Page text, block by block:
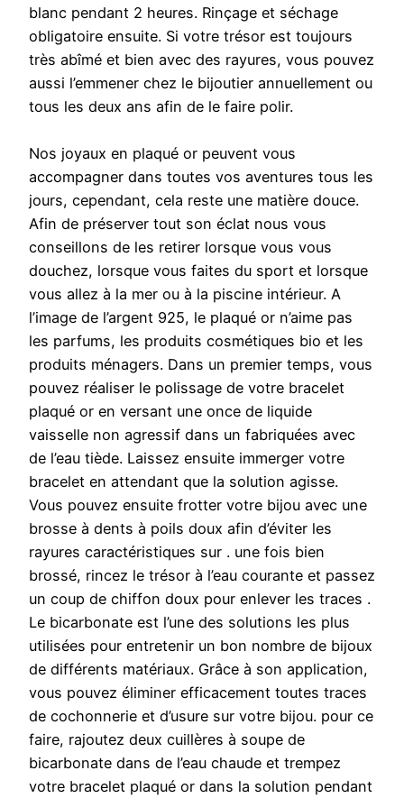
blanc pendant 2 heures. Rinçage et séchage
obligatoire ensuite. Si votre trésor est toujours
très abîmé et bien avec des rayures, vous pouvez
aussi l’emmener chez le bijoutier annuellement ou
tous les deux ans afin de le faire polir.
Nos joyaux en plaqué or peuvent vous
accompagner dans toutes vos aventures tous les
jours, cependant, cela reste une matière douce.
Afin de préserver tout son éclat nous vous
conseillons de les retirer lorsque vous vous
douchez, lorsque vous faites du sport et lorsque
vous allez à la mer ou à la piscine intérieur. A
l’image de l’argent 925, le plaqué or n’aime pas
les parfums, les produits cosmétiques bio et les
produits ménagers. Dans un premier temps, vous
pouvez réaliser le polissage de votre bracelet
plaqué or en versant une once de liquide
vaisselle non agressif dans un fabriquées avec
de l’eau tiède. Laissez ensuite immerger votre
bracelet en attendant que la solution agisse.
Vous pouvez ensuite frotter votre bijou avec une
brosse à dents à poils doux afin d’éviter les
rayures caractéristiques sur . une fois bien
brossé, rincez le trésor à l’eau courante et passez
un coup de chiffon doux pour enlever les traces .
Le bicarbonate est l’une des solutions les plus
utilisées pour entretenir un bon nombre de bijoux
de différents matériaux. Grâce à son application,
vous pouvez éliminer efficacement toutes traces
de cochonnerie et d’usure sur votre bijou. pour ce
faire, rajoutez deux cuillères à soupe de
bicarbonate dans de l’eau chaude et trempez
votre bracelet plaqué or dans la solution pendant